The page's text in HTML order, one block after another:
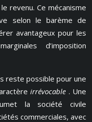
revenu. Ce mécanisme
selon le barème de
avantageux pour les
d’imposition
reste possible pour une
irrévocable . Une
la société civile
commerciales, avec